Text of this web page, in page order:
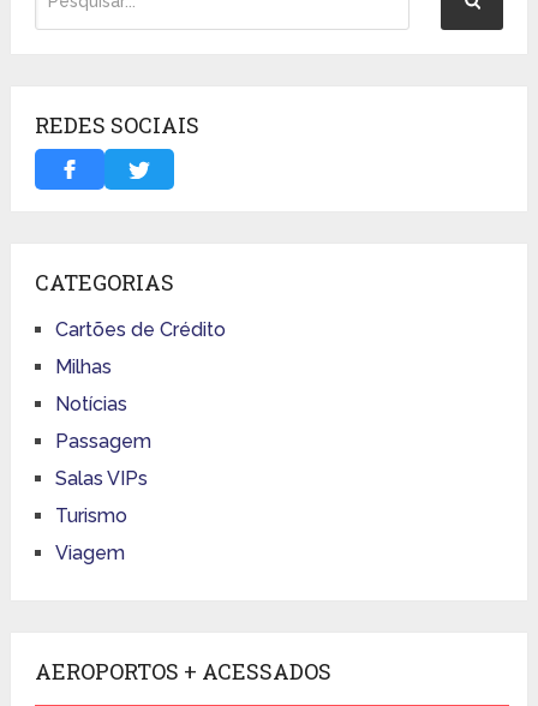
REDES SOCIAIS
CATEGORIAS
Cartões de Crédito
Milhas
Notícias
Passagem
Salas VIPs
Turismo
Viagem
AEROPORTOS + ACESSADOS